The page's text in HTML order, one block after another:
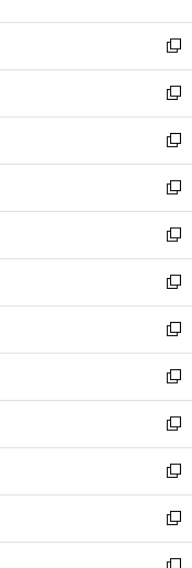
開
く
ウ
で
開
く
ン
ド
ウ
で
開
く
ウ
ィ
ン
ド
ウ
で
開
く
新
し
い
ウ
ィ
ン
ド
ウ
で
開
く
新
し
い
ウ
ィ
ン
ド
ウ
で
開
く
新
し
い
ウ
ィ
ン
ド
ウ
で
開
く
新
し
い
ウ
ィ
ン
ド
ウ
で
開
く
新
し
い
ウ
ィ
ン
ド
ウ
で
開
く
新
し
い
ウ
ィ
ン
ド
ウ
で
開
く
新
し
い
ウ
ィ
ン
ド
ウ
で
開
新
し
い
ウ
ィ
ン
ド
ウ
新
し
い
ウ
ィ
ン
新
し
い
ウ
新
し